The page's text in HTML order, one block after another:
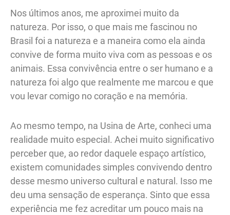
Nos últimos anos, me aproximei muito da
natureza. Por isso, o que mais me fascinou no
Brasil foi a natureza e a maneira como ela ainda
convive de forma muito viva com as pessoas e os
animais. Essa convivência entre o ser humano e a
natureza foi algo que realmente me marcou e que
vou levar comigo no coração e na memória.
Ao mesmo tempo, na Usina de Arte, conheci uma
realidade muito especial. Achei muito significativo
perceber que, ao redor daquele espaço artístico,
existem comunidades simples convivendo dentro
desse mesmo universo cultural e natural. Isso me
deu uma sensação de esperança. Sinto que essa
experiência me fez acreditar um pouco mais na